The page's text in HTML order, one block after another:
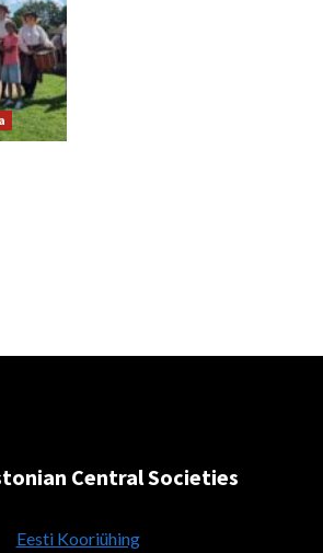
Central Societies
Eesti Kooriühing